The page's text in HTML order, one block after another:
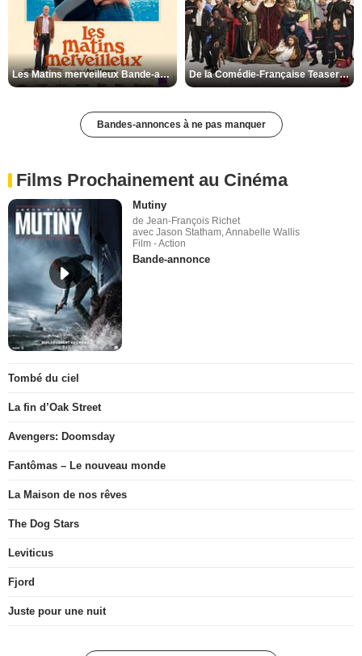
Les Matins merveilleux Bande-annonce VF De la Comédie-Française Teaser VF
Bandes-annonces à ne pas manquer
Films Prochainement au Cinéma
Mutiny
de Jean-François Richet
avec Jason Statham, Annabelle Wallis
Film - Action
Bande-annonce
Tombé du ciel
La fin d’Oak Street
Avengers: Doomsday
Fantômas – Le nouveau monde
La Maison de nos rêves
The Dog Stars
Leviticus
Fjord
Juste pour une nuit